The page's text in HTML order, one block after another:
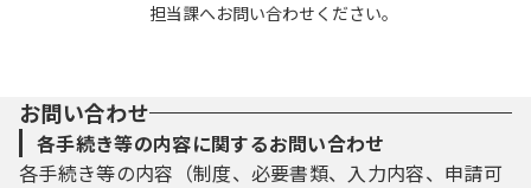
担当課へお問い合わせください。
お問い合わせ
各手続き等の内容に関するお問い合わせ
各手続き等の内容（制度、必要書類、入力内容、申請可